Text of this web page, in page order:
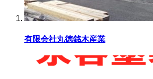
有限会社丸徳銘木産業